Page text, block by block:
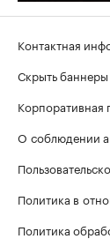
Контактная
Скрыть
Корпоративная
О соблюдении
Политика в
Политика